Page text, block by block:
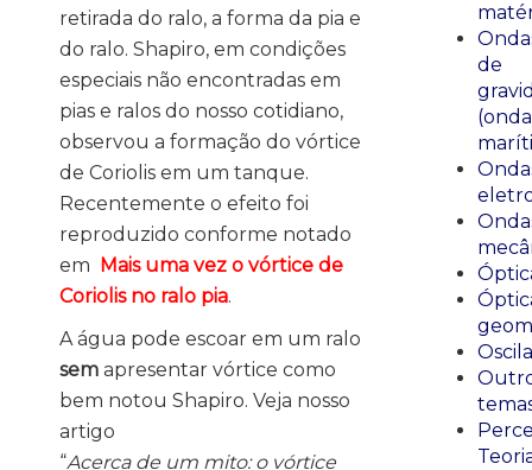
retirada do ralo, a forma da pia e
do ralo. Shapiro, em condições
especiais não encontradas em
pias e ralos do nosso cotidiano,
observou a formação do vórtice
de Coriolis em um tanque.
Recentemente o efeito foi
reproduzido conforme notado
em Mais uma vez o vórtice de
Coriolis no ralo pia.
A água pode escoar em um ralo
sem apresentar vórtice como
bem notou Shapiro. Veja nosso
artigo
“Acerca de um mito: o vórtice
de